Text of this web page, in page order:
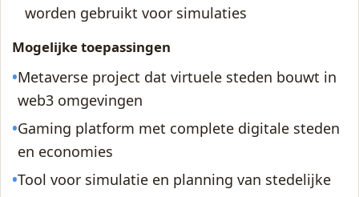
worden gebruikt voor simulaties
Mogelijke toepassingen
•Metaverse project dat virtuele steden bouwt in
web3 omgevingen
•Gaming platform met complete digitale steden
en economies
•Tool voor simulatie en planning van stedelijke